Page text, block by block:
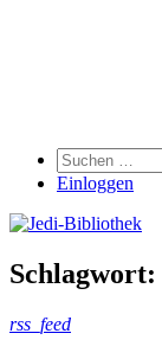
Einloggen
Schlagwort:
rss_feed